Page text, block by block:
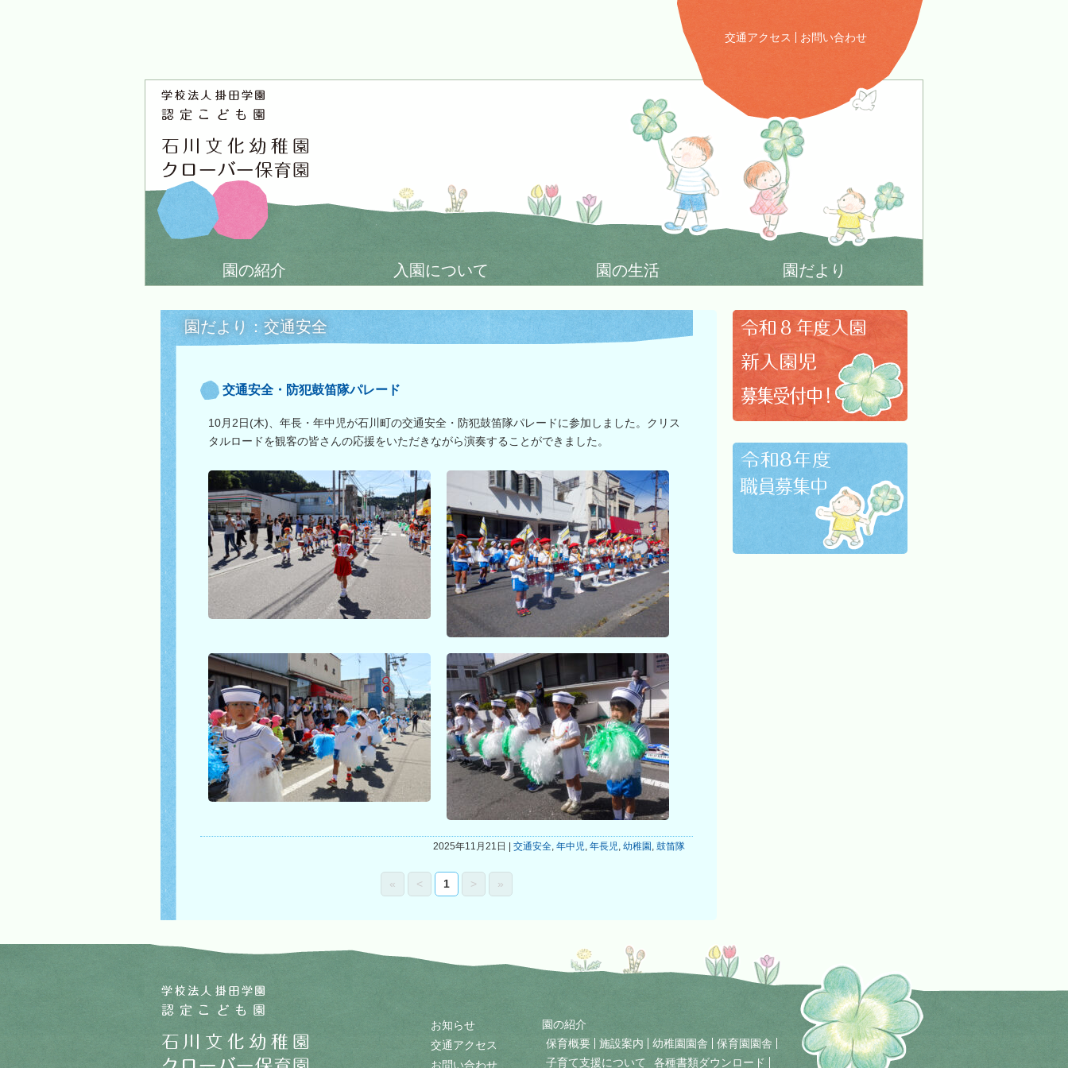
交通アクセス お問い合わせ
園の紹介 入園について 園の生活 園だより
園だより：交通安全
交通安全・防犯鼓笛隊パレード
10月2日(木)、年長・年中児が石川町の交通安全・防犯鼓笛隊パレードに参加しました。クリス
タルロードを観客の皆さんの応援をいただきながら演奏することができました。
2025年11月21日 | 交通安全, 年中児, 年長児, 幼稚園 , 鼓笛隊
« < 1 > »
お知らせ
交通アクセス
お問い合わせ
園の紹介
保育概要
施設案内 幼稚園園舎
保育園園舎
子育て支援について
各種書類ダウンロード